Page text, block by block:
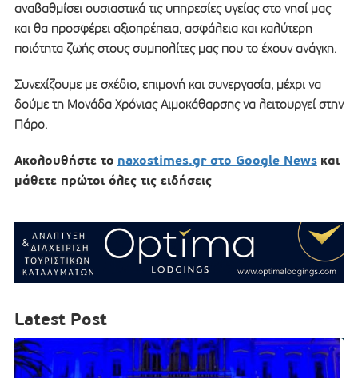
αναβαθμίσει ουσιαστικά τις υπηρεσίες υγείας στο νησί μας
και θα προσφέρει αξιοπρέπεια, ασφάλεια και καλύτερη
ποιότητα ζωής στους συμπολίτες μας που το έχουν ανάγκη.
Συνεχίζουμε με σχέδιο, επιμονή και συνεργασία, μέχρι να
δούμε τη Μονάδα Χρόνιας Αιμοκάθαρσης να λειτουργεί στην
Πάρο.
Ακολουθήστε το naxostimes.gr στο Google News και
μάθετε πρώτοι όλες τις ειδήσεις
Latest Post